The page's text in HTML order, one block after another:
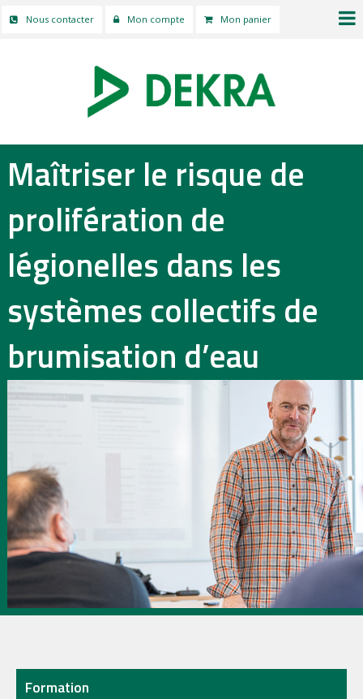
Nous contacter Mon compte Mon panier
Maîtriser le risque de
prolifération de
légionelles dans les
systèmes collectifs de
brumisation d’eau
Formation